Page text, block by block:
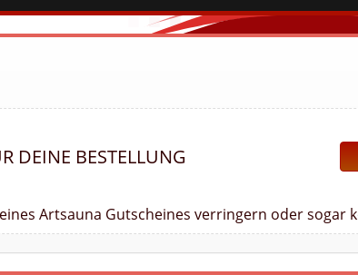
DEINE BESTELLUNG
Artsauna Gutscheines verringern oder sogar